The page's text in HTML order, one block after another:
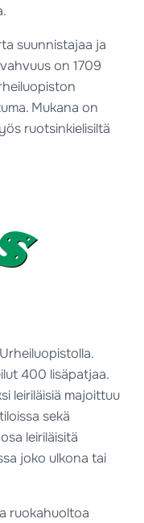
suunnistajaa ja
on 1709
Mukana on
ruotsinkielisiltä
400 lisäpatjaa.
leiriläisiä majoittuu
sekä
leiriläisitä
joko ulkona tai
ruokahuoltoa